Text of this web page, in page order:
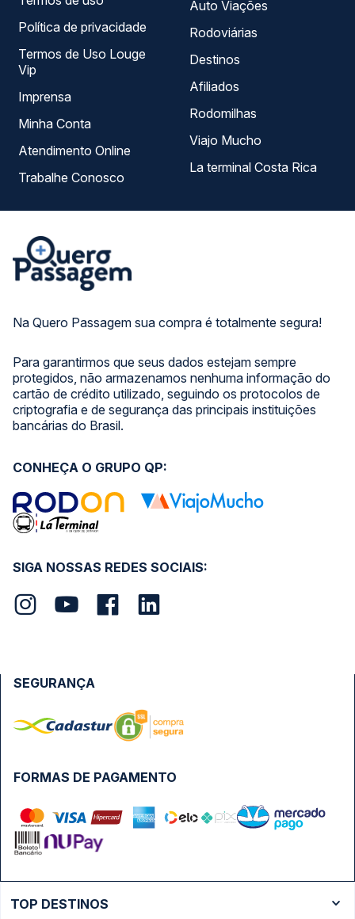
Na Quero Passagem sua compra é totalmente segura!
Para garantirmos que seus dados estejam sempre
protegidos, não armazenamos nenhuma informação do
cartão de crédito utilizado, seguindo os protocolos de
criptografia e de segurança das principais instituições
bancárias do Brasil.
Política de privacidade
Termos de Uso Louge
Vip
Imprensa
Minha Conta
Atendimento Online
Trabalhe Conosco
Auto Viações
Rodoviárias
Destinos
Afiliados
Rodomilhas
Viajo Mucho
La terminal Costa Rica
SIGA NOSSAS REDES SOCIAIS:
CONHEÇA O GRUPO QP:
FORMAS DE PAGAMENTO
SEGURANÇA
TOP DESTINOS